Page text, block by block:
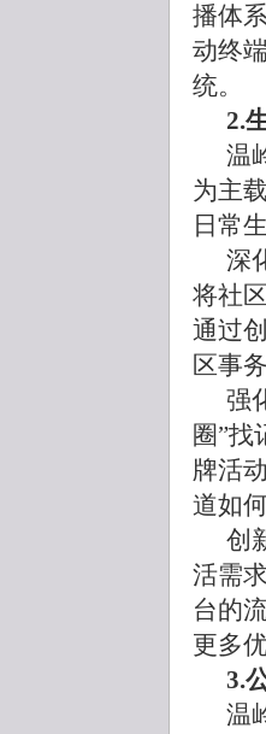
播体
动终
统。
2.
温
为主
日常
深
将社
通过
区事
强
圈”找
牌活
道如
创
活需
台的
更多
3.
温